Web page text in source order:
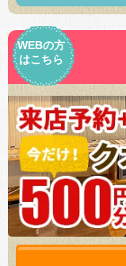
WEBの方
はこちら